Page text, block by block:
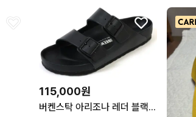
115,000원
버켄스탁 아리조나 레더 블랙 - 레귤러 새상품